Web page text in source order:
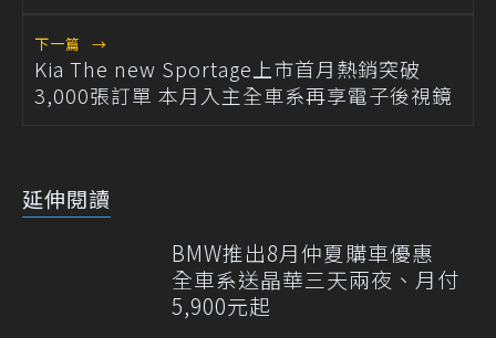
下一篇 →
Kia The new Sportage上市首月熱銷突破
3,000張訂單 本月入主全車系再享電子後視鏡
延伸閱讀
BMW推出8月仲夏購車優惠
全車系送晶華三天兩夜、月付
5,900元起